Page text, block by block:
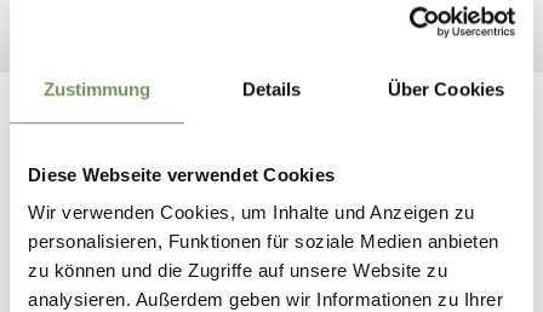
Zustimmung Details Über Cookies
Diese Webseite verwendet Cookies
Wir verwenden Cookies, um Inhalte und Anzeigen zu
personalisieren, Funktionen für soziale Medien anbieten
zu können und die Zugriffe auf unsere Website zu
analysieren. Außerdem geben wir Informationen zu Ihrer
FOLGT UNS AUF SOCIAL
MEDIA